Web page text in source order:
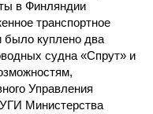
в Финляндии
транспортное
куплено два
судна «Спрут» и
Управления
Министерства